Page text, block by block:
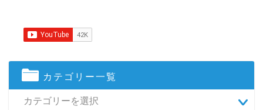
カテゴリー一覧